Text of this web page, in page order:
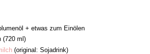
+ etwas zum Einölen
(720 ml)
(original: Sojadrink)